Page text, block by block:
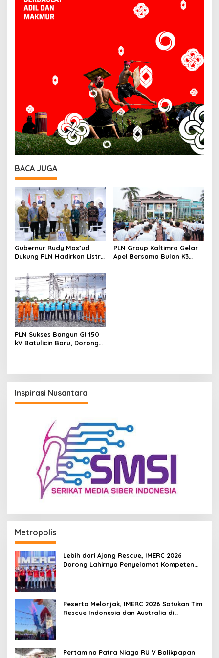
BACA JUGA
Gubernur Rudy Mas’ud
Dukung PLN Hadirkan Listrik
Berkelanjutan di Kaltim
PLN Group Kaltimra Gelar
Apel Bersama Bulan K3
PLN Sukses Bangun GI 150
kV Batulicin Baru, Dorong
Inspirasi Nusantara
Metropolis
Lebih dari Ajang Rescue, IMERC 2026
Dorong Lahirnya Penyelamat Kompeten
Peserta Melonjak, IMERC 2026 Satukan Tim
Rescue Indonesia dan Australia di
Pertamina Patra Niaga RU V Balikpapan